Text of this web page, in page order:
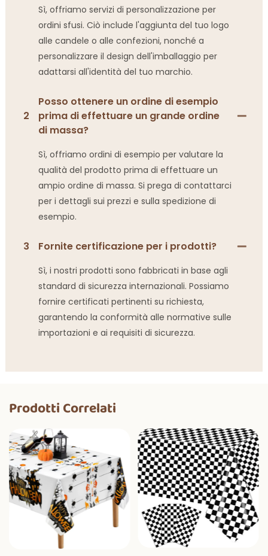
Sì, offriamo servizi di personalizzazione per
ordini sfusi. Ciò include l'aggiunta del tuo logo
alle candele o alle confezioni, nonché a
personalizzare il design dell'imballaggio per
adattarsi all'identità del tuo marchio.
2
Posso ottenere un ordine di esempio
prima di effettuare un grande ordine
di massa?
Sì, offriamo ordini di esempio per valutare la
qualità del prodotto prima di effettuare un
ampio ordine di massa. Si prega di contattarci
per i dettagli sui prezzi e sulla spedizione di
esempio.
3 Fornite certificazione per i prodotti?
Sì, i nostri prodotti sono fabbricati in base agli
standard di sicurezza internazionali. Possiamo
fornire certificati pertinenti su richiesta,
garantendo la conformità alle normative sulle
importazioni e ai requisiti di sicurezza.
Prodotti Correlati